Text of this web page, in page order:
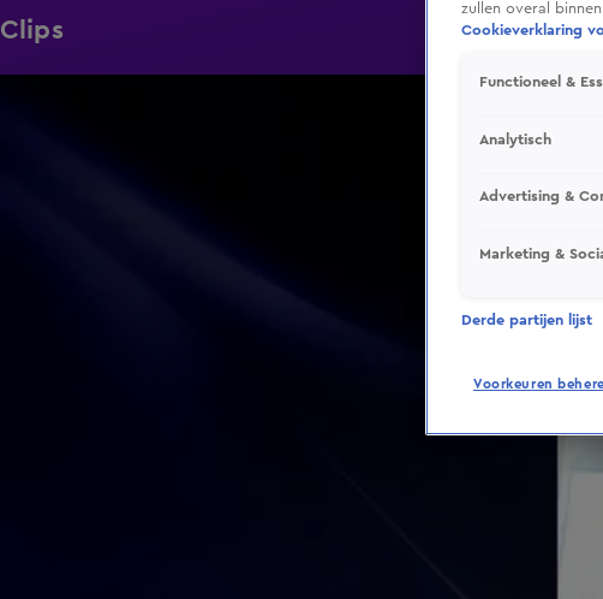
Clips
zullen overal
Cookieverklaring
Functioneel &
Analytisch
Advertising &
Marketing &
Derde partijen lijst
Voorkeuren